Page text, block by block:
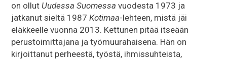
on ollut Uudessa Suomessavuodesta 1973 ja
jatkanut sieltä 1987Kotimaa-lehteen, mistä jäi
eläkkeelle vuonna 2013. Kettunen pitää itseään
perustoimittajana ja työmuurahaisena. Hän on
kirjoittanut perheestä, työstä, ihmissuhteista,